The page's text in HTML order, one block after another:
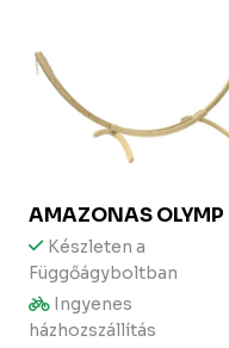
AMAZONASOLYMP
Készleten a
Függőágyboltban
Ingyenes
házhozszállítás